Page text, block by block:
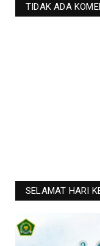
TIDAK ADA
SELAMAT HARI